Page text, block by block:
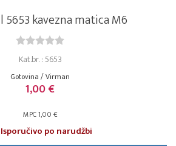
5653 kavezna matica M6
Kat.br. : 5653
Gotovina / Virman
1,00 €
MPC 1,00 €
Isporučivo po narudžbi